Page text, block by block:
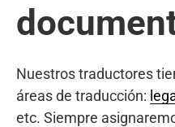
Nuestros traductores
áreas de traducción:
etc. Siempre